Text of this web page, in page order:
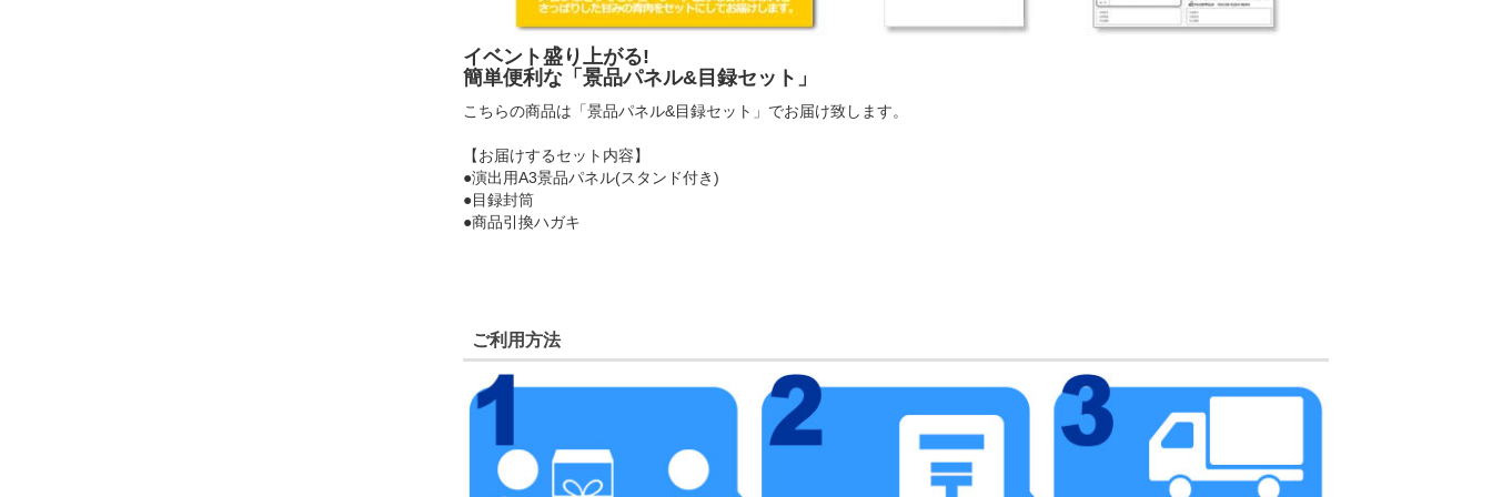
イベント盛り上がる!
簡単便利な「景品パネル&目録セット」
こちらの商品は「景品パネル&目録セット」でお届け致します。
【お届けするセット内容】
●演出用A3景品パネル(スタンド付き)
●目録封筒
●商品引換ハガキ
ご利用方法